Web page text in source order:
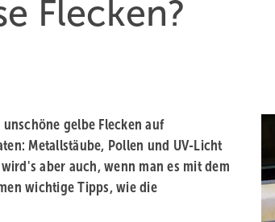
Flecken?
gelbe Flecken auf
Metallstäube, Pollen und UV-Licht
aber auch, wenn man es mit dem
wichtige Tipps, wie die